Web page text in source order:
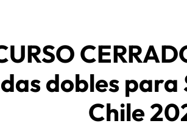
dobles para
Chile